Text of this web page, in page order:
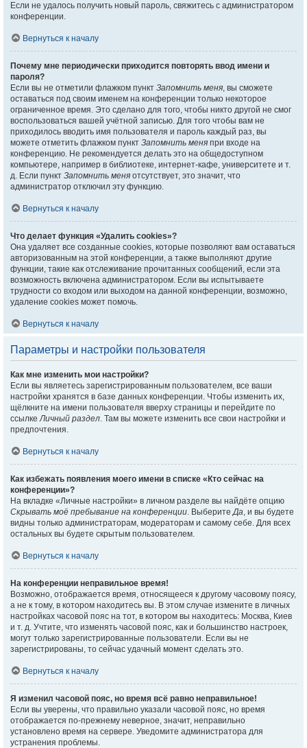
Если не удалось получить новый пароль, свяжитесь с администратором
конференции.
Вернуться к началу
Почему мне периодически приходится повторять ввод имени и
пароля?
Если вы не отметили флажком пункт Запомнить меня, вы сможете
оставаться под своим именем на конференции только некоторое
ограниченное время. Это сделано для того, чтобы никто другой не смог
воспользоваться вашей учётной записью. Для того чтобы вам не
приходилось вводить имя пользователя и пароль каждый раз, вы
можете отметить флажком пункт Запомнить меня при входе на
конференцию. Не рекомендуется делать это на общедоступном
компьютере, например в библиотеке, интернет-кафе, университете и т.
д. Если пункт Запомнить меня отсутствует, это значит, что
администратор отключил эту функцию.
Вернуться к началу
Что делает функция «Удалить cookies»?
Она удаляет все созданные cookies, которые позволяют вам оставаться
авторизованным на этой конференции, а также выполняют другие
функции, такие как отслеживание прочитанных сообщений, если эта
возможность включена администратором. Если вы испытываете
трудности со входом или выходом на данной конференции, возможно,
удаление cookies может помочь.
Вернуться к началу
Параметры и настройки пользователя
Как мне изменить мои настройки?
Если вы являетесь зарегистрированным пользователем, все ваши
настройки хранятся в базе данных конференции. Чтобы изменить их,
щёлкните на имени пользователя вверху страницы и перейдите по
ссылкеЛичный раздел. Там вы можете изменить все свои настройки и
предпочтения.
Вернуться к началу
Как избежать появления моего имени в списке «Кто сейчас на
конференции»?
На вкладке «Личные настройки» в личном разделе вы найдёте опцию
Скрывать моё пребывание на конференции. ВыберитеДа, и вы будете
видны только администраторам, модераторам и самому себе. Для всех
остальных вы будете скрытым пользователем.
Вернуться к началу
На конференции неправильное время!
Возможно, отображается время, относящееся к другому часовому поясу,
а не к тому, в котором находитесь вы. В этом случае измените в личных
настройках часовой пояс на тот, в котором вы находитесь: Москва, Киев
и т. д. Учтите, что изменять часовой пояс, как и большинство настроек,
могут только зарегистрированные пользователи. Если вы не
зарегистрированы, то сейчас удачный момент сделать это.
Вернуться к началу
Я изменил часовой пояс, но время всё равно неправильное!
Если вы уверены, что правильно указали часовой пояс, но время
отображается по-прежнему неверное, значит, неправильно
установлено время на сервере. Уведомите администратора для
устранения проблемы.